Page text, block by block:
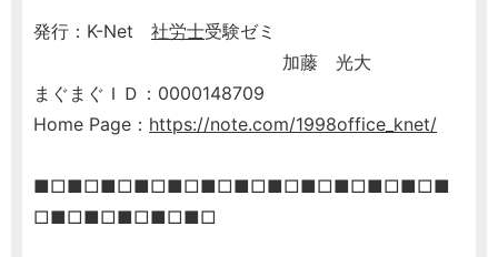
発行：K-Net 社労士受験ゼミ
加藤 光大
まぐまぐＩＤ：0000148709
Home Page： https://note.com/1998office_knet/
■□■□■□■□■□■□■□■□■□■□■□■□■
□■□■□■□■□■□